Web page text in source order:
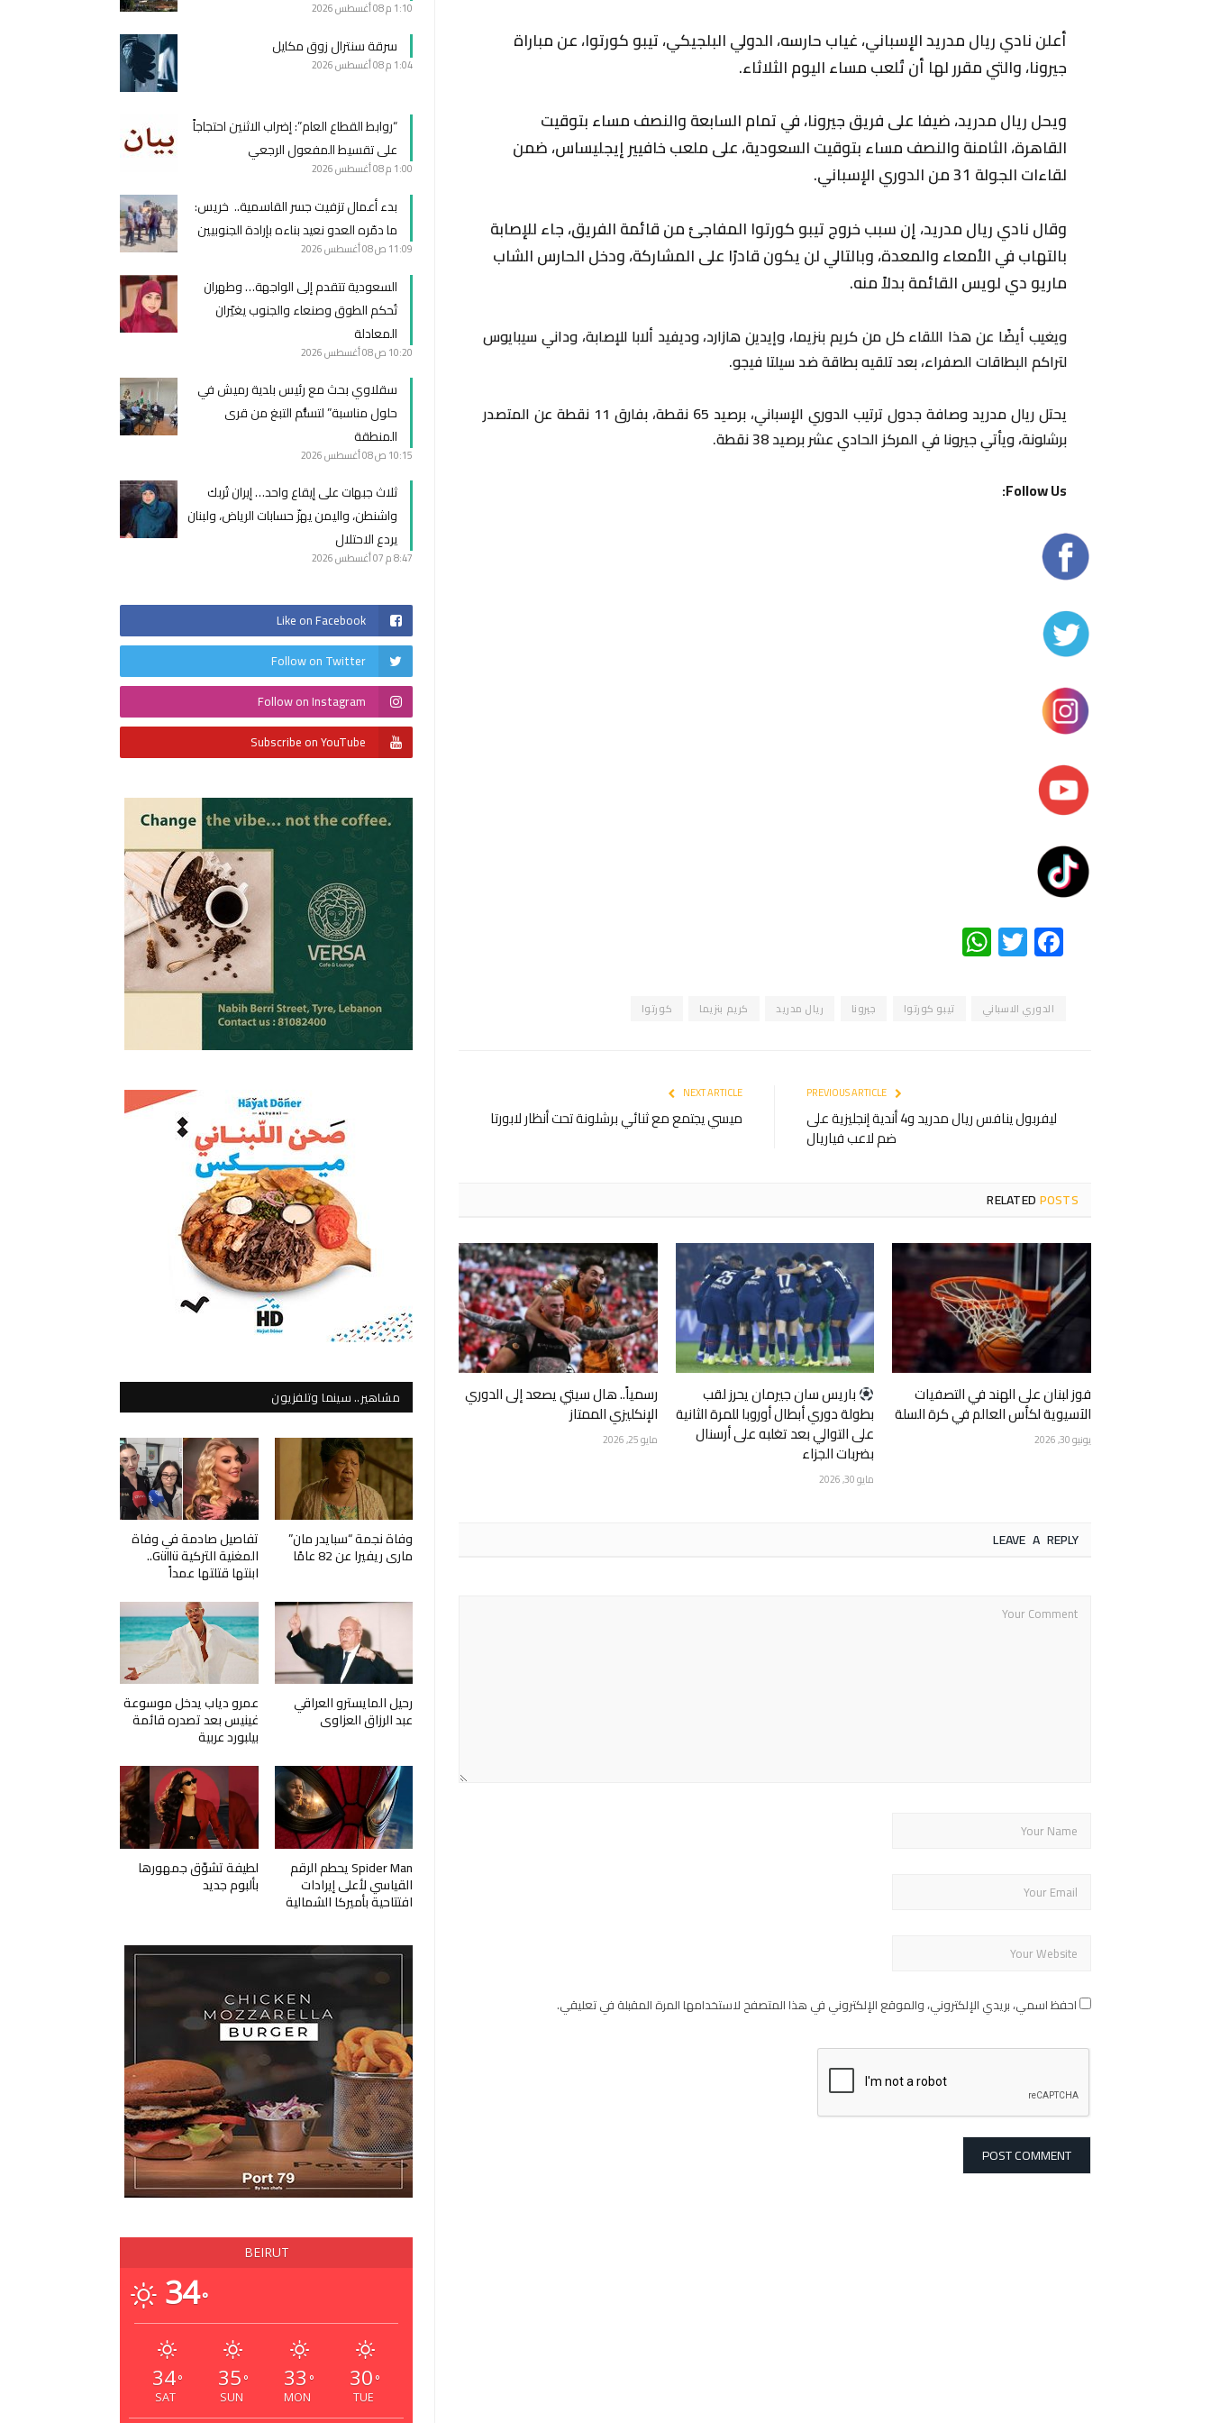
أعلن نادي ريال مدريد الإسباني، غياب حارسه، الدولي البلجيكي، تيبو كورتوا، عن مباراة
جيرونا، والتي مقرر لها أن تُلعب مساء اليوم الثلاثاء.
ويحل ريال مدريد، ضيفا على فريق جيرونا، في تمام السابعة والنصف مساء بتوقيت
القاهرة، الثامنة والنصف مساء بتوقيت السعودية، على ملعب خافيير إيجليساس، ضمن
لقاءات الجولة 31 من الدوري الإسباني.
وقال نادي ريال مدريد، إن سبب خروج تيبو كورتوا المفاجئ من قائمة الفريق، جاء للإصابة
بالتهاب في الأمعاء والمعدة، وبالتالي لن يكون قادرًا على المشاركة، ودخل الحارس الشاب
ماريو دي لويس القائمة بدلاً منه.
ويغيب أيضًا عن هذا اللقاء كل من كريم بنزيما، وإيدين هازارد، وديفيد ألابا للإصابة، وداني سيبايوس
لتراكم البطاقات الصفراء، بعد تلقيه بطاقة ضد سيلتا فيجو.
يحتل ريال مدريد وصافة جدول ترتيب الدوري الإسباني، برصيد 65 نقطة، بفارق 11 نقطة عن المتصدر
برشلونة، ويأتي جيرونا في المركز الحادي عشر برصيد 38 نقطة.
Follow Us:
Facebook
Twitter
الدوري الاسباني تيبو كورتوا جيرونا ريال مدريد كريم بنزيما كورتوا
ليفربول ينافس ريال مدريد و4 أندية إنجليزية على
ضم لاعب فياريال
NEXT ARTICLE
ميسي يجتمع مع ثنائي برشلونة تحت أنظار لابورتا
RELATEDPOSTS
فوز لبنان على الهند في التصفيات
الآسيوية لكأس العالم في كرة السلة
يونيو 30, 2026
‏باريس سان جيرمان يحرز لقب
بطولة دوري أبطال أوروبا للمرة الثانية
على التوالي بعد تغلبه على أرسنال
بضربات الجزاء
مايو 30, 2026
رسمياً.. هال سيتي يصعد إلى الدوري
الإنكليزي الممتاز
مايو 25, 2026
LEAVE A REPLY
احفظ اسمي، بريدي الإلكتروني، والموقع الإلكتروني في هذا المتصفح لاستخدامها المرة المقبلة في تعليقي.
1:10 م 08 أغسطس 2026
سرقة سنترال زوق مكايل
1:04 م 08 أغسطس 2026
“روابط القطاع العام”: إضراب الاثنين احتجاجاً
على تقسيط المفعول الرجعي
1:00 م 08 أغسطس 2026
بدء أعمال تزفيت جسر القاسمية.. خريس:
ما دمّره العدو نعيد بناءه بإرادة الجنوبيين
11:09 ص 08 أغسطس 2026
السعودية تتقدم إلى الواجهة… وطهران
تُحكم الطوق وصنعاء والجنوب يغيّران
المعادلة
10:20 ص 08 أغسطس 2026
سقلاوي بحث مع رئيس بلدية رميش في
حلول مناسبة” لتسلُّم التبغ من قرى
المنطقة
10:15 ص 08 أغسطس 2026
ثلاث جبهات على إيقاع واحد… إيران تُربك
واشنطن، واليمن يهزّ حسابات الرياض، ولبنان
يردع الاحتلال
8:47 م 07 أغسطس 2026
Like on Facebook
Follow on Twitter
Follow on Instagram
Subscribe on YouTube
مشاهير.. سينما وتلفزيون
وفاة نجمة “سبايدر مان”
ماري ريفيرا عن 82 عامًا
تفاصيل صادمة في وفاة
المغنية التركية Güllü..
ابنتها قتلتها عمداً
رحيل المايسترو العراقي
عبد الرزاق العزاوي
عمرو دياب يدخل موسوعة
غينيس بعد تصدره قائمة
بيلبورد عربية
Spider Man يحطم الرقم
القياسي لأعلى إيرادات
افتتاحية بأميركا الشمالية
لطيفة تشوّق جمهورها
بألبوم جديد
BEIRUT
34°
34°
SAT
35 °
SUN
33 °
MON
30 °
TUE